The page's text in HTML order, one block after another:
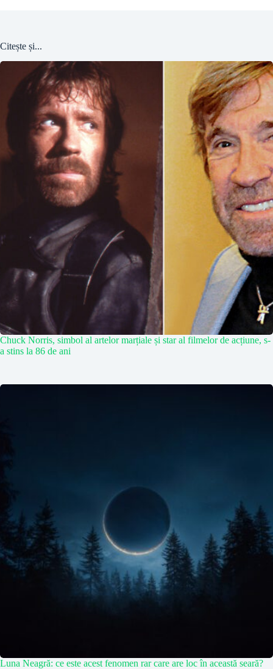
Citește și...
Chuck Norris, simbol al artelor marțiale și star al filmelor de acțiune, s-
a stins la 86 de ani
Luna Neagră: ce este acest fenomen rar care are loc în această seară?